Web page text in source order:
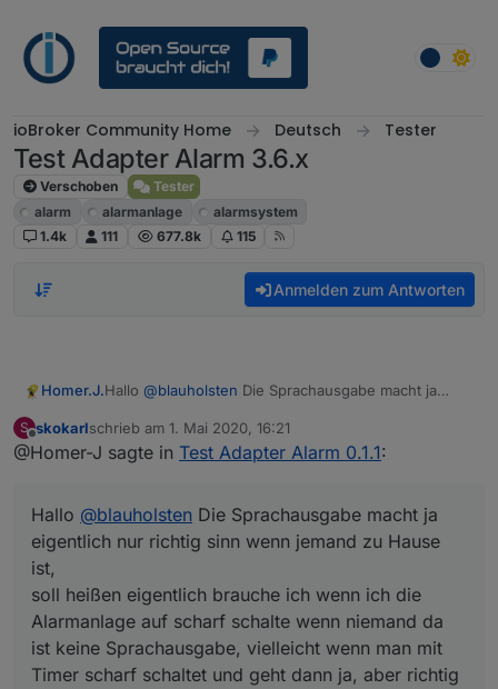
ioBroker Community Home Deutsch Tester
Test Adapter Alarm 3.6.x
Verschoben
Tester
alarm
alarmanlage
alarmsystem
1.4k
111 677.8k 115
Anmelden zum Antworten
Homer.J.Hallo @blauholsten Die Sprachausgabe macht ja
soll heißen eigentlich brauche ich wenn ich die
Alarmanlage auf scharf schalte wenn niemand da ist
macht es wenn ich jetzt die Nachtruhe einschalte
und dann eine Sprachausgabe kommt z.B. Nachtruhe
hören, oder es ändert sich bei Nachruhe der Status
eines Fensters bei Einbruch so wie du es ja schon
per Telegram oder Pushover mit der Nachricht
machst.
S
Offline
skokarlschrieb am 1. Mai 2020, 16:21
zuletzt editiert von
@Homer-J sagte in Test Adapter Alarm 0.1.1:
Hallo @blauholsten Die Sprachausgabe macht ja
eigentlich nur richtig sinn wenn jemand zu Hause
ist,
soll heißen eigentlich brauche ich wenn ich die
Alarmanlage auf scharf schalte wenn niemand da
ist keine Sprachausgabe, vielleicht wenn man mit
Timer scharf schaltet und geht dann ja, aber richtig